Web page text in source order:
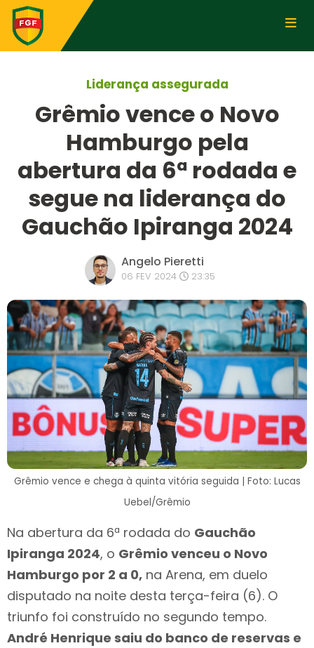
Liderança assegurada
Grêmio vence o Novo
Hamburgo pela
abertura da 6ª rodada e
segue na liderança do
Gauchão Ipiranga 2024
Angelo Pieretti
06 FEV 2024 23:35
Grêmio vence e chega à quinta vitória seguida | Foto: Lucas
Uebel/Grêmio
Na abertura da 6ª rodada do Gauchão
Ipiranga 2024, o Grêmio venceu o Novo
Hamburgo por 2 a 0, na Arena, em duelo
disputado na noite desta terça-feira (6). O
triunfo foi construído no segundo tempo.
André Henrique saiu do banco de reservas e